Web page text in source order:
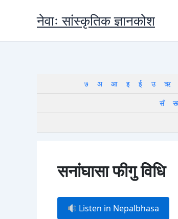
नेवाः सांस्कृतिक ज्ञानकोश
७ अ आ इ ई उ ऋ
सँ
सनांघासा फीगु विधि
Listen in Nepalbhasa